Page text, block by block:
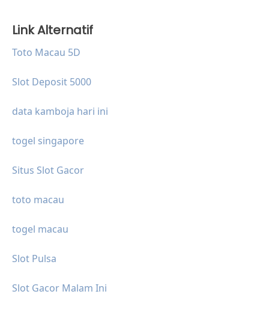
Link Alternatif
Toto Macau 5D
Slot Deposit 5000
data kamboja hari ini
togel singapore
Situs Slot Gacor
toto macau
togel macau
Slot Pulsa
Slot Gacor Malam Ini